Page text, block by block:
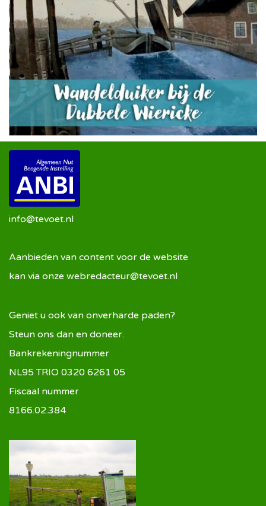
info@tevoet.nl
Aanbieden van content voor de website
kan via onze webredacteur@tevoet.nl
Geniet u ook van onverharde paden?
Steun ons dan en doneer.
Bankrekeningnummer
NL95 TRIO 0320 6261 05
Fiscaal nummer
8166.02.384